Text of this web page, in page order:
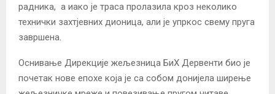
радника, а иако је траса пролазила кроз неколико
технички захтјевних дионица, али је упркос свему пруга
завршена.
Оснивање Дирекције жељезница БиХ Дервенти био је
почетак нове епохе која је са собом донијела ширење